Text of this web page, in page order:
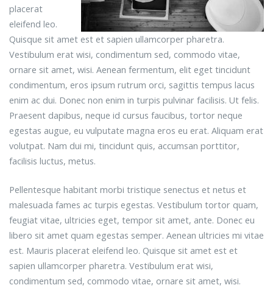
placerat
eleifend leo.
Quisque sit amet est et sapien ullamcorper pharetra.
Vestibulum erat wisi, condimentum sed, commodo vitae,
ornare sit amet, wisi. Aenean fermentum, elit eget tincidunt
condimentum, eros ipsum rutrum orci, sagittis tempus lacus
enim ac dui. Donec non enim in turpis pulvinar facilisis. Ut felis.
Praesent dapibus, neque id cursus faucibus, tortor neque
egestas augue, eu vulputate magna eros eu erat. Aliquam erat
volutpat. Nam dui mi, tincidunt quis, accumsan porttitor,
facilisis luctus, metus.
Pellentesque habitant morbi tristique senectus et netus et
malesuada fames ac turpis egestas. Vestibulum tortor quam,
feugiat vitae, ultricies eget, tempor sit amet, ante. Donec eu
libero sit amet quam egestas semper. Aenean ultricies mi vitae
est. Mauris placerat eleifend leo. Quisque sit amet est et
sapien ullamcorper pharetra. Vestibulum erat wisi,
condimentum sed, commodo vitae, ornare sit amet, wisi.